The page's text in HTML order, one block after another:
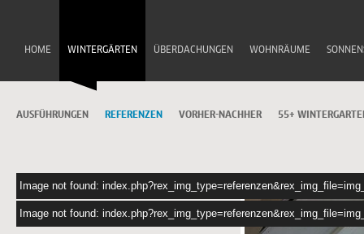
HOME WINTERGÄRTEN ÜBERDACHUNGEN WOHNRÄUME
AUSFÜHRUNGEN REFERENZEN VORHER-NACHHER 55+
Image not found:
Image not found: